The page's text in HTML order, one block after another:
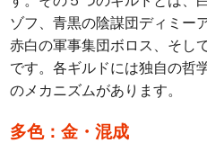
ゾフ、青黒の陰謀団ディミー
赤白の軍事集団ボロス、そし
です。各ギルドには独自の哲
のメカニズムがあります。
多色：金・混成